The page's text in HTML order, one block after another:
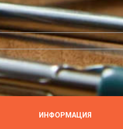
ИНФОРМАЦИЯ